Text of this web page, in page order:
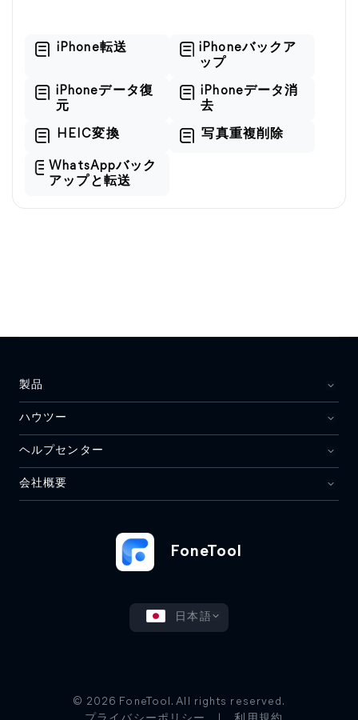
iPhone転送
iPhoneバックア
ップ
iPhoneデータ復
元
iPhoneデータ消
去
HEIC変換 写真重複削除
WhatsAppバック
アップと転送
FoneTool
日本語
製品
ハウツー
ヘルプセンター
会社概要
© 2026 FoneTool. All rights reserved.